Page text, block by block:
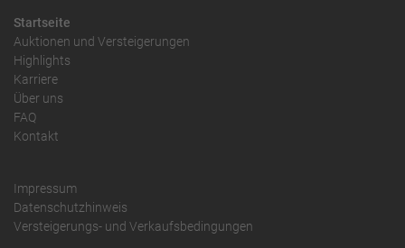
Startseite
Auktionen und Versteigerungen
Highlights
Karriere
Über uns
FAQ
Kontakt
Impressum
Datenschutzhinweis
Versteigerungs- und Verkaufsbedingungen